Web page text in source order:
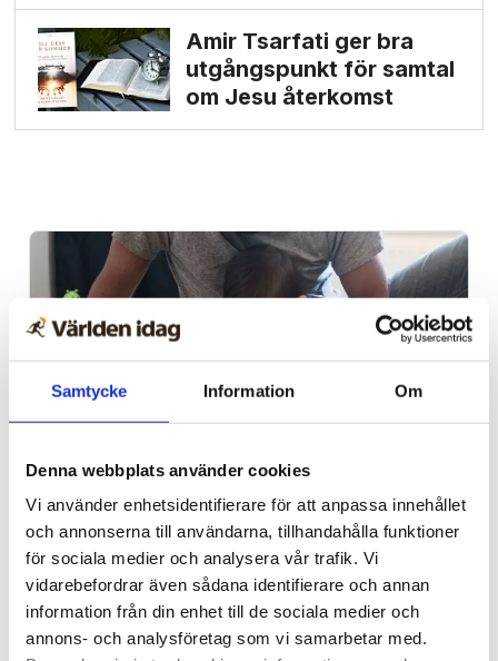
Samtycke Information Om
Denna webbplats använder cookies
Vi använder enhetsidentifierare för att anpassa innehållet
och annonserna till användarna, tillhandahålla funktioner
för sociala medier och analysera vår trafik. Vi
vidarebefordrar även sådana identifierare och annan
information från din enhet till de sociala medier och
annons- och analysföretag som vi samarbetar med.
Amir Tsarfati ger bra
utgångs­punkt för samtal
om Jesu återkomst
Vardag
Blygsam bidrags­höjning
att vänta nästa år